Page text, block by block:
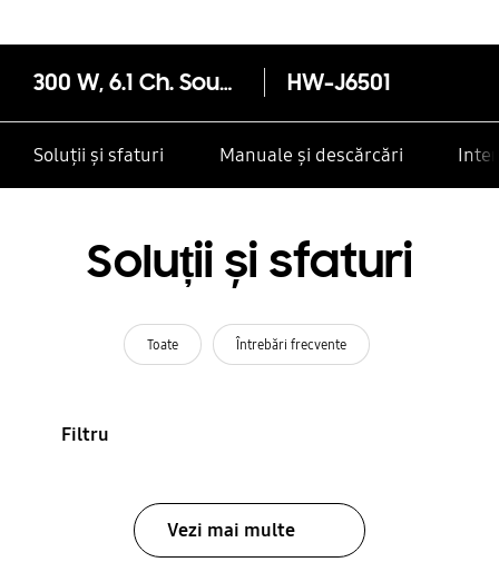
300 W, 6.1 Ch. Soundbar Curbat J6501 HW-J6501
Soluții și sfaturi Manuale și descărcări
Soluții și sfaturi
Toate Întrebări frecvente
Filtru
Vezi mai multe